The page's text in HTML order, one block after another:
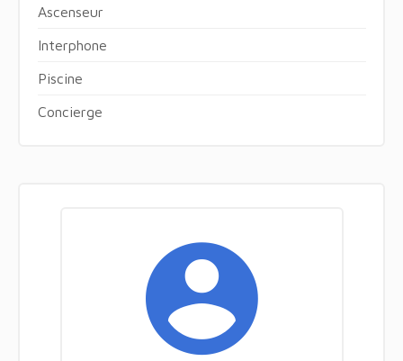
Ascenseur
Interphone
Piscine
Concierge